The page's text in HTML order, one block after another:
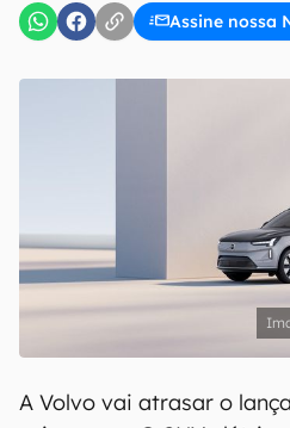
Assine nossa
A Volvo vai atrasar o